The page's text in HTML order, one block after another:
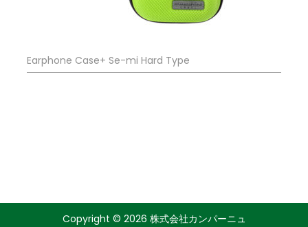
Earphone Case+ Se-mi Hard Type
Copyright © 2026 株式会社カンパーニュ